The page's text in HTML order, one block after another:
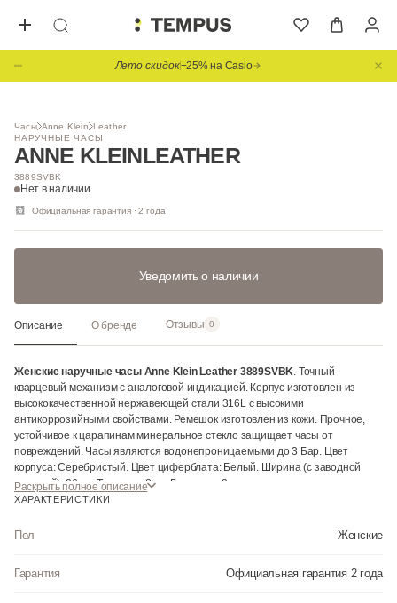
Лето скидок−25% на Casio
Часы Anne Klein Leather
НАРУЧНЫЕ ЧАСЫ
ANNE KLEINLEATHER
3889SVBK
Нет в наличии
Официальная гарантия · 2 года
1/ 2
Уведомить о наличии
Описание О бренде Отзывы 0
Женские наручные часы Anne Klein Leather 3889SVBK . Точный
кварцевый механизм с аналоговой индикацией. Корпус изготовлен из
высококачественной нержавеющей стали 316L с высокими
антикоррозийными свойствами. Ремешок изготовлен из кожи. Прочное,
устойчивое к царапинам минеральное стекло защищает часы от
повреждений. Часы являются водонепроницаемыми до 3 Бар. Цвет
корпуса: Серебристый. Цвет циферблата: Белый. Ширина (с заводной
головкой): 26мм. Толщина: 8мм. Гарантия: 2 года.
Раскрыть полное описание
ХАРАКТЕРИСТИКИ
Пол Женские
Гарантия Официальная гарантия 2 года